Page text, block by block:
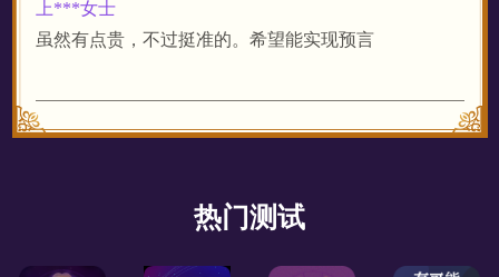
虽然有点贵，不过挺准的。希望能实现预言
匿名
我沒什麼太好的建議給你們 不過我得解析 我回好好收
慢地变好！
热门测试